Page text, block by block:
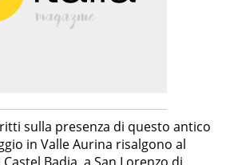
sulla presenza di questo antico
in Valle Aurina risalgono al